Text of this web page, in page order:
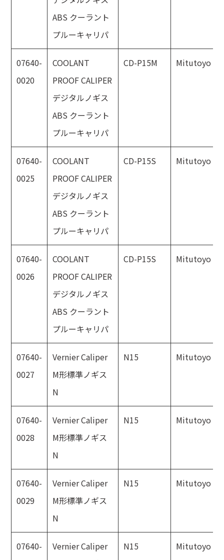
ABS クーラント
プルーキャリパ
07640-
0020
COOLANT
PROOF CALIPER
デジタルノギス
ABS クーラント
プルーキャリパ
CD-P15M Mitutoyo
07640-
0025
COOLANT
PROOF CALIPER
デジタルノギス
ABS クーラント
プルーキャリパ
CD-P15S Mitutoyo
07640-
0026
COOLANT
PROOF CALIPER
デジタルノギス
ABS クーラント
プルーキャリパ
CD-P15S Mitutoyo
07640-
0027
Vernier Caliper
M形標準ノギス
N
N15 Mitutoyo
07640-
0028
Vernier Caliper
M形標準ノギス
N
N15 Mitutoyo
07640-
0029
Vernier Caliper
M形標準ノギス
N
N15 Mitutoyo
07640-
Vernier Caliper
N15 Mitutoyo